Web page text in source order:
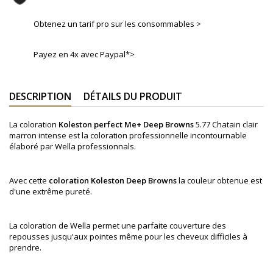
Obtenez un tarif pro sur les consommables >
Payez en 4x avec Paypal*>
DESCRIPTION DÉTAILS DU PRODUIT
La coloration Koleston perfect Me+ Deep Browns5.77Chatain clair
marron intense est la coloration professionnelle incontournable
élaboré par Wella professionnals.
Avec cette coloration Koleston Deep Brownsla couleur obtenue est
d'une extrême pureté.
La coloration de Wella permet une parfaite couverture des
repousses jusqu'aux pointes même pour les cheveux difficiles à
prendre.